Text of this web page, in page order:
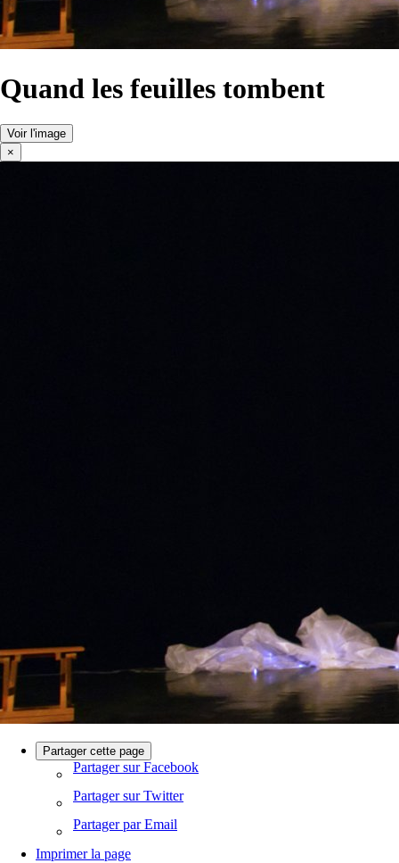
Quand les feuilles tombent
Voir l'image
×
Partager cette page
Partager sur Facebook
Partager sur Twitter
Partager par Email
Imprimer la page